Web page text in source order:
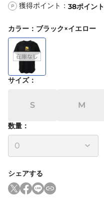
P 獲得ポイント： 38ポイント
カラー ： ブラック×イエロー
サイズ：
S M
数量：
シェアする